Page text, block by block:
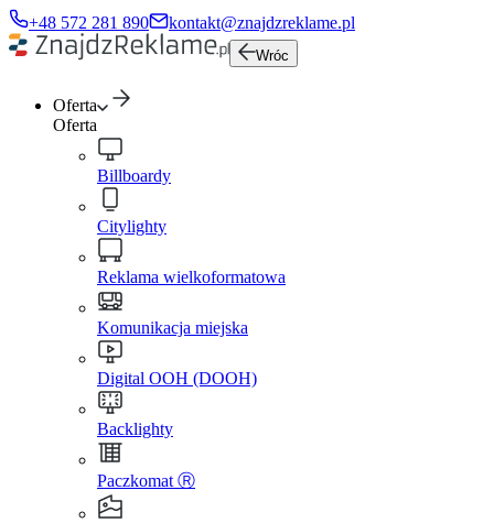
+48 572 281 890 kontakt@znajdzreklame.pl
Wróc
Oferta
Oferta
Billboardy
Citylighty
Reklama wielkoformatowa
Komunikacja miejska
Digital OOH (DOOH)
Backlighty
Paczkomat Ⓡ